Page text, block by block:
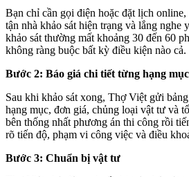
Bạn chỉ cần gọi điện hoặc đặt lịch
tận nhà khảo sát hiện trạng và lắng nghe
khảo sát thường mất khoảng 30 đến 60
không ràng buộc bất kỳ điều kiện nào cả.
Bước 2: Báo giá chi tiết từng hạng
Sau khi khảo sát xong, Thợ Việt gửi
hạng mục, đơn giá, chủng loại vật tư và
bên thống nhất phương án thi công rồi
rõ tiến độ, phạm vi công việc và điều
Bước 3: Chuẩn bị vật tư